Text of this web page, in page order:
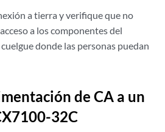
a tierra y verifique que no
a los componentes del
donde las personas puedan
de CA a un
32C